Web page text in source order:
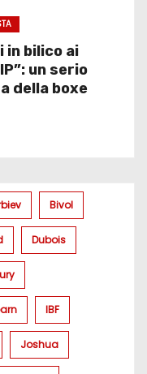
bilico ai
un serio
della boxe
Bivol
Dubois
IBF
Joshua